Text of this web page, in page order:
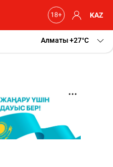
KAZ
Алматы+27 C